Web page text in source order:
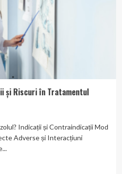
și Riscuri în Tratamentul
Indicații și Contraindicații Mod
Adverse și Interacțiuni